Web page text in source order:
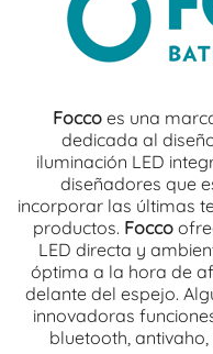
Focco es una
dedicada al
iluminación LED
diseñadores que
incorporar las últimas
productos. Focco
LED directa y
óptima a la hora de
delante del espejo.
innovadoras
bluetooth,